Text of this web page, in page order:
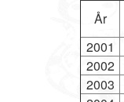
År
2001
2002
2003